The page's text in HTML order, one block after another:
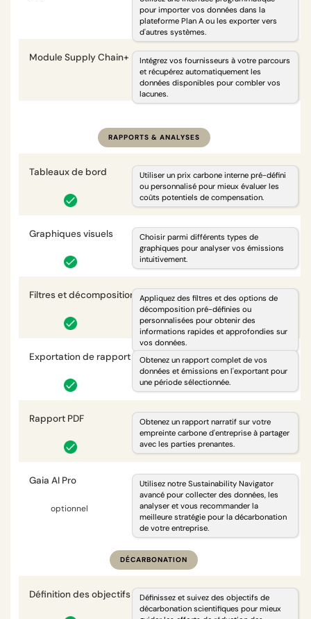
pour importer vos données dans la
plateforme Plan A ou les exporter vers
d'autres systèmes.
Module Supply Chain+
Intégrez vos fournisseurs à votre parcours
et récupérez automatiquement les
données disponibles pour combler vos
lacunes.
optionnel
RAPPORTS & ANALYSES
Tableaux de bord
Utiliser un prix carbone interne pré-défini
ou personnalisé pour mieux évaluer les
coûts potentiels de compensation.
Graphiques visuels
Choisir parmi différents types de
graphiques pour analyser vos émissions
intuitivement.
Filtres et décompositions Appliquez des filtres et des options de
décomposition pré-définies ou
personnalisées pour obtenir des
informations rapides et approfondies sur
vos données.
Exportation de rapport d'émissionsObtenez un rapport complet de vos
données et émissions en l'exportant pour
une période sélectionnée.
Rapport PDF
Obtenez un rapport narratif sur votre
empreinte carbone d'entreprise à partager
avec les parties prenantes.
Gaia AI Pro
Utilisez notre Sustainability Navigator
avancé pour collecter des données, les
analyser et vous recommander la
meilleure stratégie pour la décarbonation
de votre entreprise.
optionnel optionnel
DÉCARBONATION
Définition des objectifs
Définissez et suivez des objectifs de
décarbonation scientifiques pour mieux